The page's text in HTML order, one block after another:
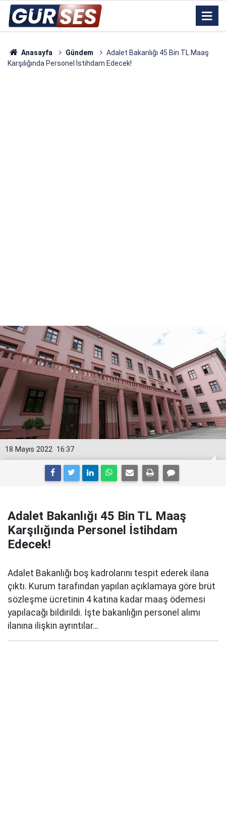
Anasayfa Gündem
Adalet Bakanlığı 45 Bin TL Maaş
Karşılığında Personel İstihdam Edecek!
16:37
18 Mayıs 2022
Adalet Bakanlığı 45 Bin TL Maaş
Karşılığında Personel İstihdam
Edecek!
Adalet Bakanlığı boş kadrolarını tespit ederek ilana
çıktı. Kurum tarafından yapılan açıklamaya göre brüt
sözleşme ücretinin 4 katına kadar maaş ödemesi
yapılacağı bildirildi. İşte bakanlığın personel alımı
ilanına ilişkin ayrıntılar…